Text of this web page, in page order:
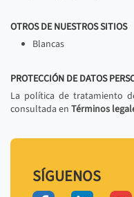
OTROS DE NUESTROS SITIOS
Blancas
PROTECCIÓN DE DATOS
La política de tratamiento
consultada en Términos
SÍGUENOS